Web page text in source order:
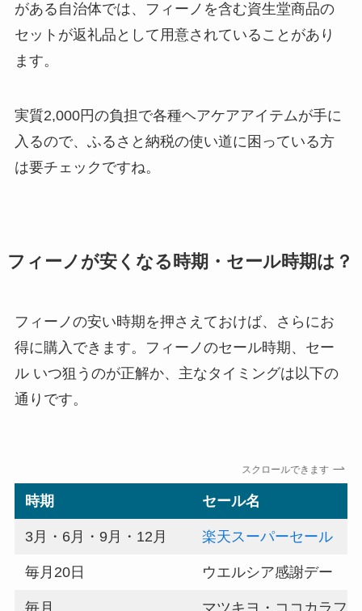
がある自治体では、フィーノを含む資生堂商品の
セットが返礼品として用意されていることがあり
ます。
実質2,000円の負担で各種ヘアケアアイテムが手に
入るので、ふるさと納税の使い道に困っている方
は要チェックですね。
フィーノが安くなる時期・セール時期は？
フィーノの安い時期を押さえておけば、さらにお
得に購入できます。フィーノのセール時期、セー
ル いつ狙うのが正解か、主なタイミングは以下の
通りです。
スクロールできます
時期 セール名
3月・6月・9月・12月 楽天スーパーセール
毎月20日 ウエルシア感謝デー
毎月 マツキヨ・ココカラフ